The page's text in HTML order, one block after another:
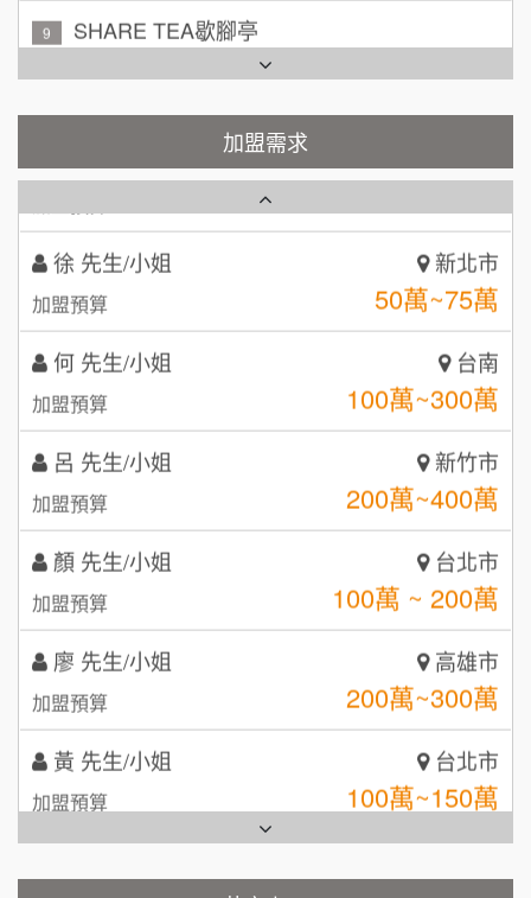
9 SHARE TEA歇腳亭
10 TEA TOP台灣第一味
Cozy coffee可集咖啡
3 秉宏小米甜甜圈
4 潮鍋癮
5 咖啡LOOK
6 鼎威維修
88thai發發泰-泰式飯行家
呷尚寶
9 SHARE TEA歇腳亭
10 TEA TOP台灣第一味
加盟需求
吳 先生/小姐 屏東縣
加盟預算 100萬~200萬
加盟預算 100萬 ~150萬
徐 先生/小姐 新北市
50萬~75萬
何 先生/小姐 台南
100萬~300萬
呂 先生/小姐 新竹市
200萬~400萬
顏 先生/小姐 台北市
100萬 ~ 200萬
廖 先生/小姐 高雄市
200萬~300萬
黃 先生/小姐 台北市
100萬~150萬
林 先生/小姐 屏東縣
加盟預算 100萬 ~ 200萬
【曉妍美妝】誠徵行政櫃檯
自助洗衣店誠徵代洗收送人員(台中市)
MUSHEN徵SPA美容芳療師
日十。早午食加盟說明會
拾鑶火鍋加盟說明會
全家加盟說明會
彭富貴加盟說明會